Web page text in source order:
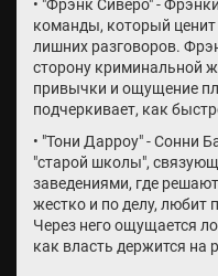
• "Фрэнк Сиверо" -
команды, который
лишних разговоров.
сторону криминальной
привычки и ощущение
подчеркивает, как
• "Тони Дарроу" - Сонни
"старой школы",
заведениями, где
жестко и по делу, любит
Через него ощущается
как власть держится на